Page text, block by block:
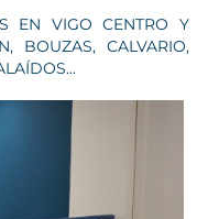
EN VIGO CENTRO Y
BOUZAS, CALVARIO,